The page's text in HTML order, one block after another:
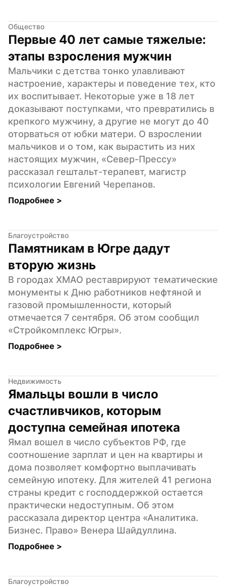
Общество
Первые 40 лет самые тяжелые:
этапы взросления мужчин
Мальчики с детства тонко улавливают
настроение, характеры и поведение тех, кто
их воспитывает. Некоторые уже в 18 лет
доказывают поступками, что превратились в
крепкого мужчину, а другие не могут до 40
оторваться от юбки матери. О взрослении
мальчиков и о том, как вырастить из них
настоящих мужчин, «Север-Прессу»
рассказал гештальт-терапевт, магистр
психологии Евгений Черепанов.
Подробнее >
Благоустройство
Памятникам в Югре дадут
вторую жизнь
В городах ХМАО реставрируют тематические
монументы к Дню работников нефтяной и
газовой промышленности, который
отмечается 7 сентября. Об этом сообщил
«Стройкомплекс Югры».
Подробнее >
Недвижимость
Ямальцы вошли в число
счастливчиков, которым
доступна семейная ипотека
Ямал вошел в число субъектов РФ, где
соотношение зарплат и цен на квартиры и
дома позволяет комфортно выплачивать
семейную ипотеку. Для жителей 41 региона
страны кредит с господдержкой остается
практически недоступным. Об этом
рассказала директор центра «Аналитика.
Бизнес. Право» Венера Шайдуллина.
Подробнее >
Благоустройство